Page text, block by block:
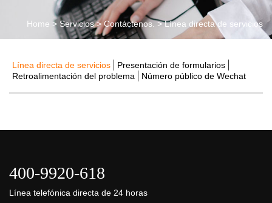
Home > Servicios>Contáctenos.>Línea directa de servicios
Línea directa de servicios
Presentación de formularios
Retroalimentación del problema
Número público de Wechat
400-9920-618
Línea telefónica directa de 24 horas